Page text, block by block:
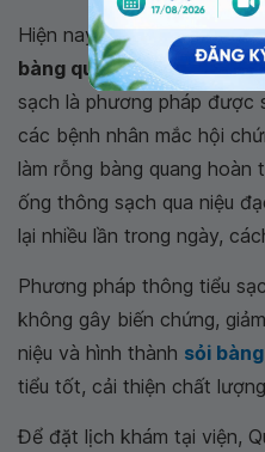
Hiện nay, có rất nhiều
bàng quang thần kinh.
sạch là phương pháp được
các bệnh nhân mắc hội
làm rỗng bàng quang
ống thông sạch qua niệu
lại nhiều lần trong ngày,
Phương pháp thông tiểu
không gây biến chứng,
niệu và hình thành sỏi
tiểu tốt, cải thiện chất
Để đặt lịch khám tại viện,